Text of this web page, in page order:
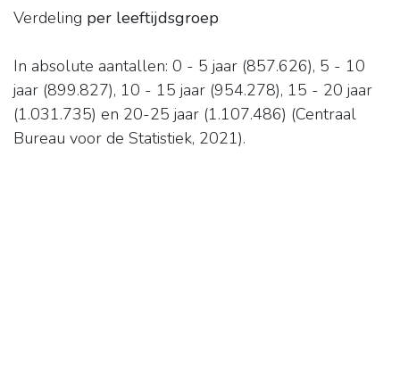
Verdeling per leeftijdsgroep
In absolute aantallen: 0 - 5 jaar (857.626), 5 - 10
jaar (899.827), 10 - 15 jaar (954.278), 15 - 20 jaar
(1.031.735) en 20-25 jaar (1.107.486) (Centraal
Bureau voor de Statistiek, 2021).